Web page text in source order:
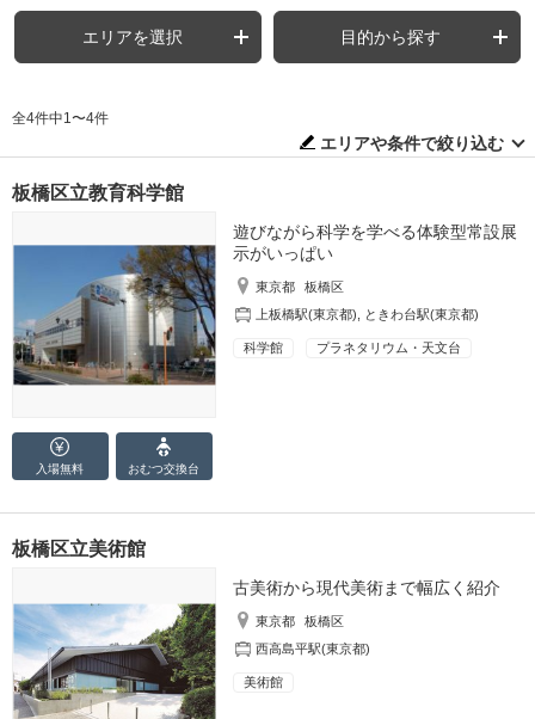
エリアを選択 目的から探す
全4件中1〜4件
エリアや条件で絞り込む
板橋区立教育科学館
遊びながら科学を学べる体験型常設展
示がいっぱい
東京都
板橋区
上板橋駅(東京都)
ときわ台駅(東京都)
科学館 プラネタリウム・天文台
入場無料 おむつ交換台
板橋区立美術館
古美術から現代美術まで幅広く紹介
東京都
板橋区
西高島平駅(東京都)
美術館